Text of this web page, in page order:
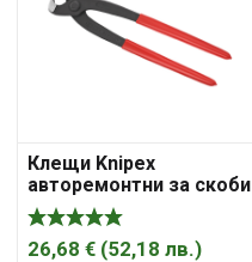
Клещи Knipex
авторемонтни за скоби
за водно съединение с
изолация 220mm
26,68 € (52,18 лв.)